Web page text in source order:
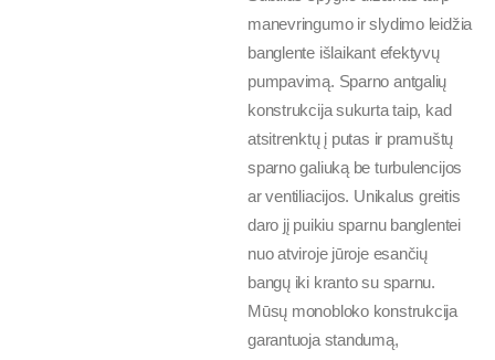
manevringumo ir slydimo leidžia
banglente išlaikant efektyvų
pumpavimą. Sparno antgalių
konstrukcija sukurta taip, kad
atsitrenktų į putas ir pramuštų
sparno galiuką be turbulencijos
ar ventiliacijos. Unikalus greitis
daro jį puikiu sparnu banglentei
nuo atviroje jūroje esančių
bangų iki kranto su sparnu.
Mūsų monobloko konstrukcija
garantuoja standumą,